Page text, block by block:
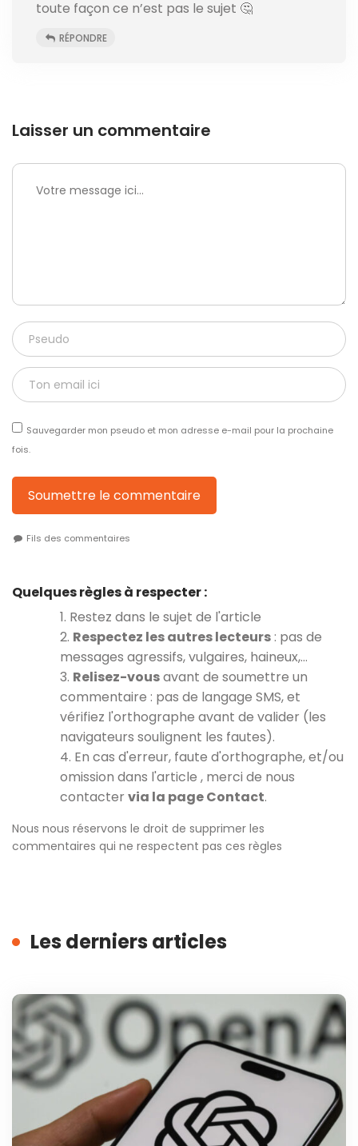
toute façon ce n’est pas le sujet 🤔
RÉPONDRE
Laisser un commentaire
Sauvegarder mon pseudo et mon adresse e-mail pour la prochaine
fois.
Soumettre le commentaire
Fils des commentaires
Quelques règles à respecter :
1. Restez dans le sujet de l'article
2. Respectez les autres lecteurs : pas de
messages agressifs, vulgaires, haineux,…
3. Relisez-vousavant de soumettre un
commentaire : pas de langage SMS, et
vérifiez l'orthographe avant de valider (les
navigateurs soulignent les fautes).
4. En cas d'erreur, faute d'orthographe, et/ou
omission dans l'article , merci de nous
contacter via la page Contact.
Nous nous réservons le droit de supprimer les
commentaires qui ne respectent pas ces règles
Les derniers articles